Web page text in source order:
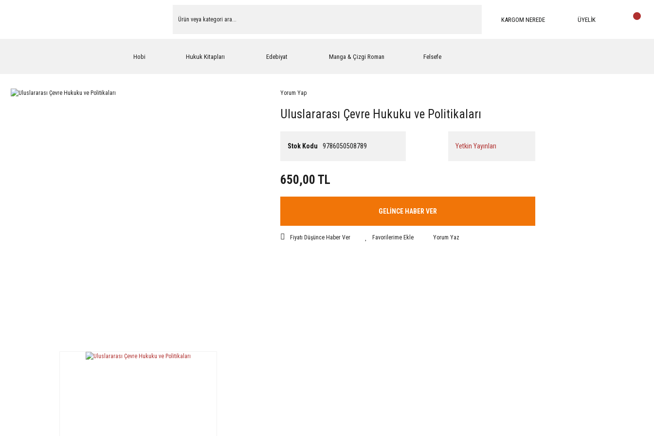
KARGOM NEREDE ÜYELİK
Hobi Hukuk Kitapları Edebiyat Manga & Çizgi Roman Felsefe
Yorum Yap
Uluslararası Çevre Hukuku ve Politikaları
Stok Kodu 9786050508789 Yetkin Yayınları
650,00 TL
GELİNCE HABER VER
Fiyatı Düşünce Haber Ver Yorum Yaz